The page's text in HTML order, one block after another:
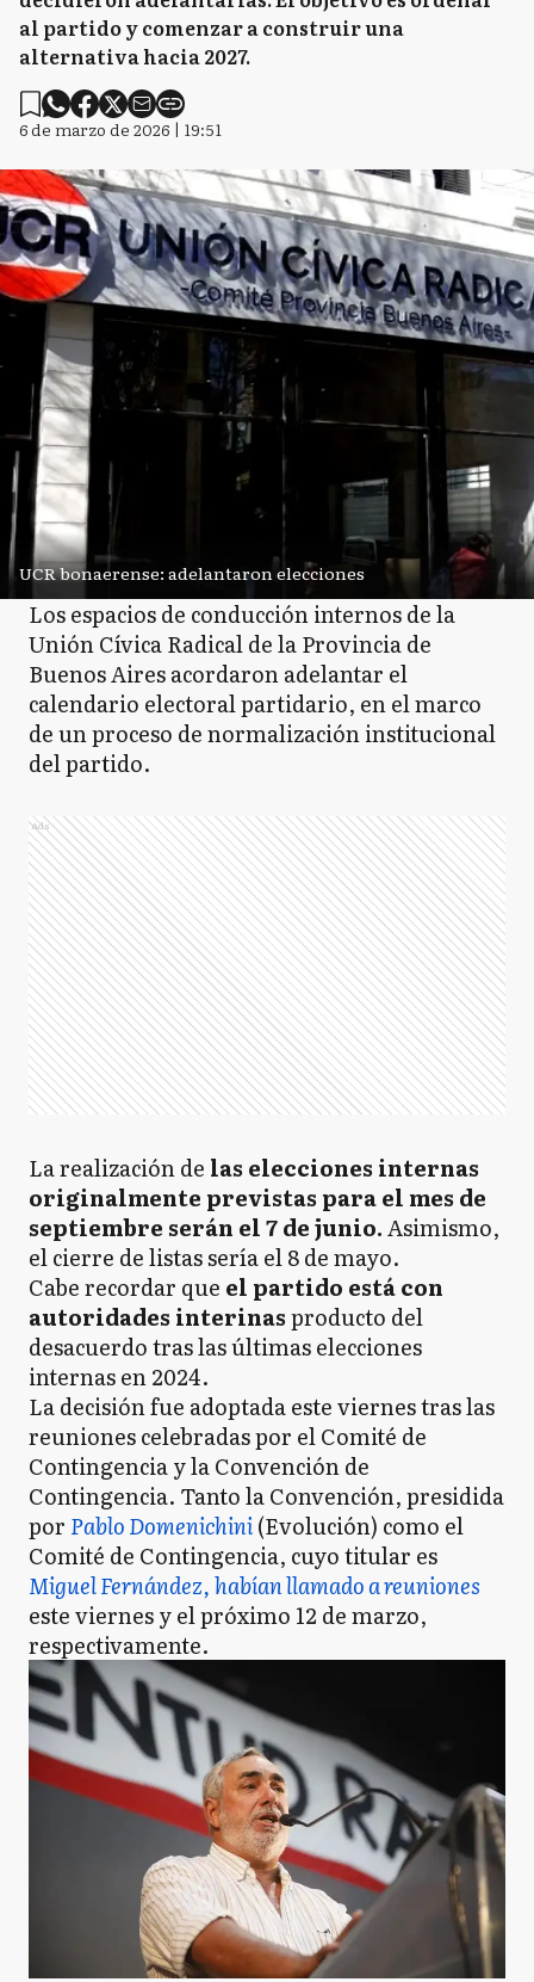
al partido y comenzar a construir una
alternativa hacia 2027.
6 de marzo de 2026 | 19:51
UCR bonaerense: adelantaron elecciones
Los espacios de conducción internos de la
Unión Cívica Radical de la Provincia de
Buenos Aires acordaron adelantar el
calendario electoral partidario, en el marco
de un proceso de normalización institucional
del partido.
Ads
La realización de las elecciones internas
originalmente previstas para el mes de
septiembre serán el 7 de junio.Asimismo,
el cierre de listas sería el 8 de mayo.
Cabe recordar que el partido está con
autoridades interinasproducto del
desacuerdo tras las últimas elecciones
internas en 2024.
La decisión fue adoptada este viernes tras las
reuniones celebradas por el Comité de
Contingencia y la Convención de
Contingencia. Tanto la Convención, presidida
por Pablo Domenichini(Evolución) como el
Comité de Contingencia, cuyo titular es
Miguel Fernández,habían llamado a reuniones
este viernes y el próximo 12 de marzo,
respectivamente.